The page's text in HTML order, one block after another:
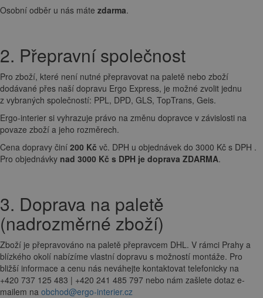
Osobní odběr u nás máte zdarma.
2. Přepravní společnost
Pro zboží, které není nutné přepravovat na paletě nebo zboží
dodávané přes naší dopravu Ergo Express, je možné zvolit jednu
z vybraných společností: PPL, DPD, GLS, TopTrans, Geis.
Ergo-interier si vyhrazuje právo na změnu dopravce v závislosti na
povaze zboží a jeho rozměrech.
Cena dopravy činí 200 Kč vč. DPH u objednávek do 3000 Kč s DPH .
Pro objednávky nad 3000 Kč s DPH je doprava ZDARMA.
3. Doprava na paletě
(nadrozměrné zboží)
Zboží je přepravováno na paletě přepravcem DHL. V rámci Prahy a
blízkého okolí nabízíme vlastní dopravu s možností montáže. Pro
bližší informace a cenu nás neváhejte kontaktovat telefonicky na
+420 737 125 483 | +420 241 485 797 nebo nám zašlete dotaz e-
mailem na obchod@ergo-interier.cz